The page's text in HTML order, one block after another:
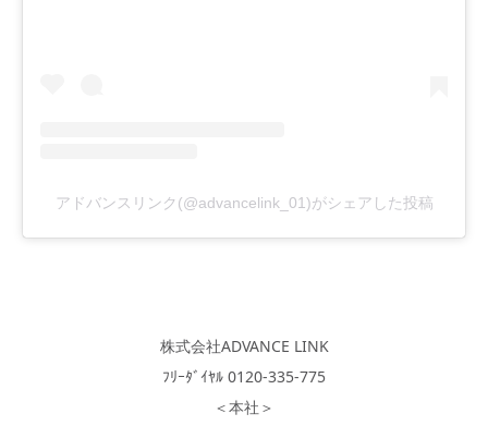
アドバンスリンク(@advancelink_01)がシェアした投稿
株式会社ADVANCE LINK
ﾌﾘｰﾀﾞｲﾔﾙ 0120-335-775
＜本社＞